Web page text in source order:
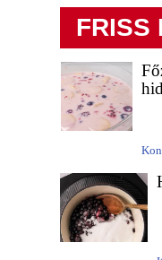
FRISS